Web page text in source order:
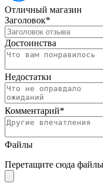
Отличный магазин
Заголовок*
Достоинства
Недостатки
Комментарий*
Файлы
Перетащите сюда